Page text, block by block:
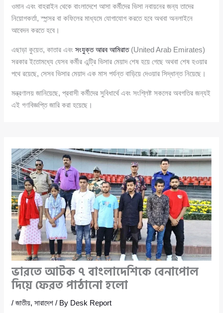
ওমান এবং বাহরাইন থেকে বাংলাদেশে আসা কর্মীদের ভিসা নবায়নের জন্য তাদের
নিয়োগকর্তা, স্পন্সর বা কফিলের মাধ্যমে যোগাযোগ করতে হবে অথবা অনলাইনে
আবেদন করতে হবে।
এছাড়া কুয়েত, কাতার এবংসংযুক্ত আরব আমিরাত(United Arab Emirates)
সরকার ইতোমধ্যে যেসব কর্মীর এন্ট্রি ভিসার মেয়াদ শেষ হয়ে গেছে অথবা শেষ হওয়ার
পথে রয়েছে, সেসব ভিসার মেয়াদ এক মাস পর্যন্ত বাড়িয়ে দেওয়ার সিদ্ধান্ত নিয়েছে।
মন্ত্রণালয় জানিয়েছে, প্রবাসী কর্মীদের সুবিধার্থে এবং সংশ্লিষ্ট সকলের অবগতির জন্যই
এই গণবিজ্ঞপ্তি জারি করা হয়েছে।
ভারতে আটক ৭ বাংলাদেশিকে বেনাপোল
দিয়ে ফেরত পাঠানো হলো
/জাতীয়,সারাদেশ / By Desk Report